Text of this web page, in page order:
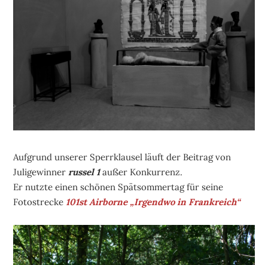
Aufgrund unserer Sperrklausel läuft der Beitrag von
Juligewinner russel 1außer Konkurrenz.
Er nutzte einen schönen Spätsommertag für seine
Fotostrecke 101st Airborne „Irgendwo in Frankreich“